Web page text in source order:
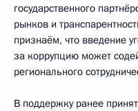
государственного
рынков и
признаём, что введение
за коррупцию может
регионального
В поддержку ранее